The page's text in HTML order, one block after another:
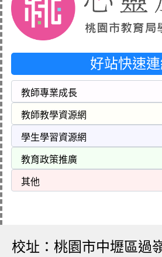
好站快速
校址：桃園市中壢區過